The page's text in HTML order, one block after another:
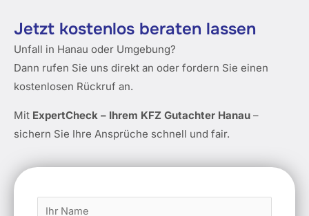
Jetzt kostenlos beraten lassen
Unfall in Hanau oder Umgebung?
Dann rufen Sie uns direkt an oder fordern Sie einen
kostenlosen Rückruf an.
Mit ExpertCheck – Ihrem KFZ Gutachter Hanau –
sichern Sie Ihre Ansprüche schnell und fair.